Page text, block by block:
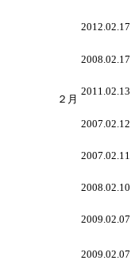
２月
2012.02.17
2008.02.17
2011.02.13
2007.02.12
2007.02.11
2008.02.10
2009.02.07
2009.02.07